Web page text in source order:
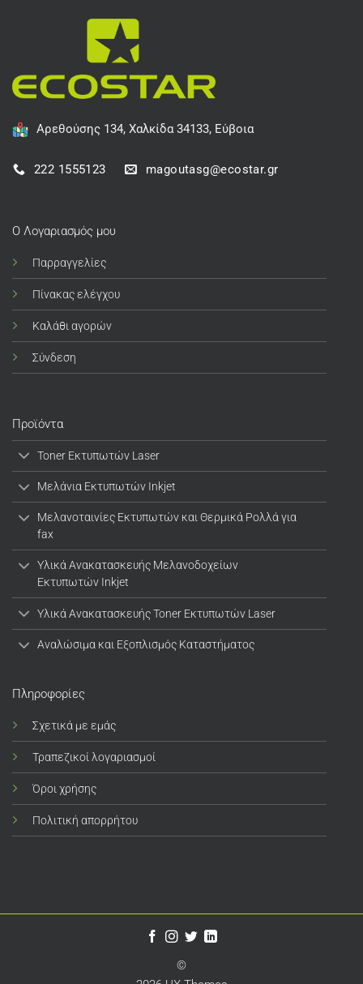
Αρεθούσης 134, Χαλκίδα 34133, Εύβοια
222 1555123 magoutasg@ecostar.gr
Ο Λογαριασμός μου
Παρραγγελίες
Πίνακας ελέγχου
Καλάθι αγορών
Σύνδεση
Προϊόντα
Toner Εκτυπωτών Laser
Μελάνια Εκτυπωτών Inkjet
Μελανοταινίες Εκτυπωτών και Θερμικά Ρολλά για
fax
Υλικά Ανακατασκευής Μελανοδοχείων
Εκτυπωτών Inkjet
Υλικά Ανακατασκευής Toner Εκτυπωτών Laser
Αναλώσιμα και Εξοπλισμός Καταστήματος
Πληροφορίες
Σχετικά με εμάς
Τραπεζικοί λογαριασμοί
Όροι χρήσης
Πολιτική απορρήτου
©